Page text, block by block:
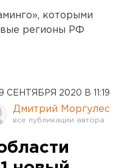
которыми
регионы РФ
19 СЕНТЯБРЯ 2020 В 11:19
Дмитрий Моргулес